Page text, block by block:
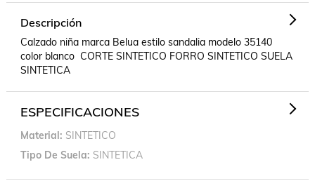
Descripción
Calzado niña marca Belua estilo sandalia modelo 35140
color blanco  CORTE SINTETICO FORRO SINTETICO SUELA
SINTETICA
ESPECIFICACIONES
Material SINTETICO
Tipo De Suela SINTETICA